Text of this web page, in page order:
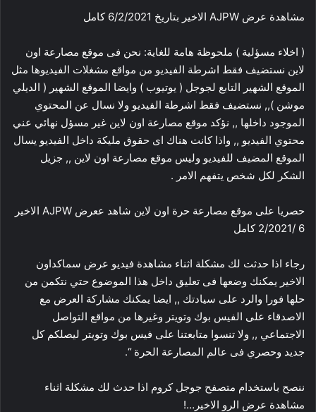
مشاهدة عرض AJPW الاخير بتاريخ 6/2/2021 كامل
( اخلاء مسؤلية ) ملحوظة هامة للغاية: نحن فى موقع مصارعة اون
لاين نستضيف فقط اشرطة الفيديو من مواقع مشغلات الفيديوها مثل
الموقع الشهير التابع لجوجل ( يوتيوب ) وايضا الموقع الشهير ( الديلي
موشن ),, نستضيف فقط اشرطة الفيديو ولا نسال عن المحتوي
الموجود داخلها ,, نؤكد موقع مصارعة اون لاين غير مسؤل نهائي عني
محتوي الفيديو ,, واذا كانت هناك اى حقوق مليكة داخل الفيديو يسال
الموقع المضيف للفيديو وليس موقع مصارعة اون لاين ,, جزيل
الشكر لكل شخص يتفهم الامر .
حصريا على موقع مصارعة حرة اون لاين شاهد ععرض AJPW الاخير
6 /2/2021 كامل
رجاء اذا حدثت لك مشكلة اثناء مشاهدة فيديو عرض سماكداون
الاخير يمكنك وضعها فى تعليق داخل هذا الموضوع حتي نتكمن من
حلها فورا والرد على سيادتك ,, ايضا يمكنك مشاركة العرض مع
الاصدقاء على الفيس بوك وتويتر وغيرها من مواقع التواصل
الاجتماعي ,, ولا تنسوا متابعتنا على فيس بوك وتويتر ليصلكم كل
جديد وحصري فى عالم المصارعة الحرة “.
ننصح باستخدام متصفح جوجل كروم اذا حدث لك مشكلة اثناء
مشاهدة عرض الرو الاخير…!